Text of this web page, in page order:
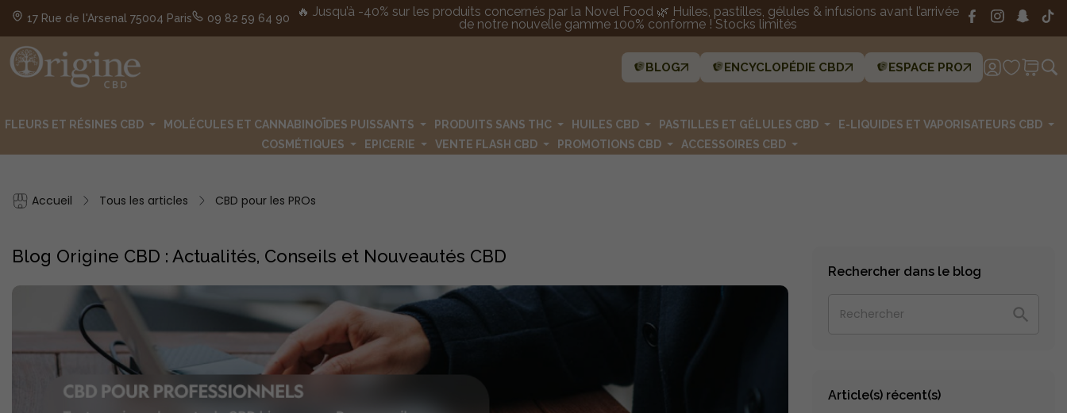
17 Rue de l'Arsenal 75004 Paris 09 82 59 64 90
🔥 Jusqu’à -40% sur les produits concernés par la Novel Food 🌿 Huiles, pastilles, gélules & infusions avant l’arrivée
de notre nouvelle gamme 100% conforme ! Stocks limités
BLOG ENCYCLOPÉDIE CBD ESPACE PRO
FLEURS ET RÉSINES CBD MOLÉCULES ET CANNABINOÏDES PUISSANTS PRODUITS SANS THC HUILES CBD PASTILLES ET GÉLULES CBD
E-LIQUIDES ET VAPORISATEURS CBD
COSMÉTIQUES
EPICERIE VENTE FLASH CBD PROMOTIONS CBD ACCESSOIRES CBD
Accueil Tous les articles CBD pour les PROs
Blog Origine CBD : Actualités, Conseils et Nouveautés CBD
Rechercher dans le blog

Article(s) récent(s)